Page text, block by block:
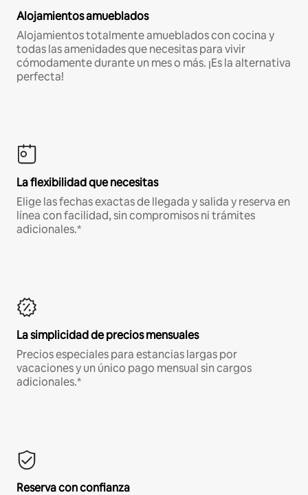
Alojamientos amueblados
Alojamientos totalmente amueblados con cocina y
todas las amenidades que necesitas para vivir
cómodamente durante un mes o más. ¡Es la alternativa
perfecta!
La flexibilidad que necesitas
Elige las fechas exactas de llegada y salida y reserva en
línea con facilidad, sin compromisos ni trámites
adicionales.*
La simplicidad de precios mensuales
Precios especiales para estancias largas por
vacaciones y un único pago mensual sin cargos
adicionales.*
Reserva con confianza